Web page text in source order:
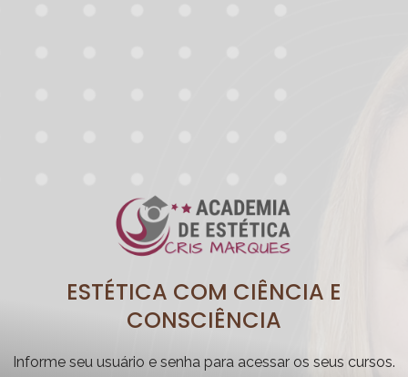
ESTÉTICA COM CIÊNCIA E
CONSCIÊNCIA
Informe seu usuário e senha para acessar os seus cursos.